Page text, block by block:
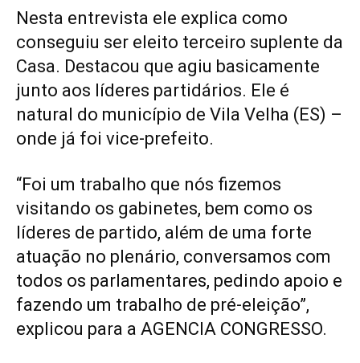
Nesta entrevista ele explica como
conseguiu ser eleito terceiro suplente da
Casa. Destacou que agiu basicamente
junto aos líderes partidários. Ele é
natural do município de Vila Velha (ES) –
onde já foi vice-prefeito.
“Foi um trabalho que nós fizemos
visitando os gabinetes, bem como os
líderes de partido, além de uma forte
atuação no plenário, conversamos com
todos os parlamentares, pedindo apoio e
fazendo um trabalho de pré-eleição”,
explicou para a AGENCIA CONGRESSO.